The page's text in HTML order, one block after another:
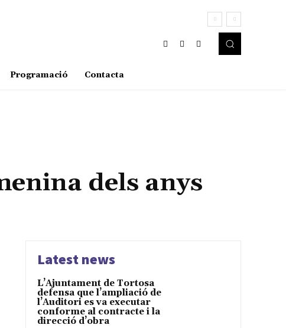
Programació Contacta
dels anys
Latest news
L’Ajuntament de Tortosa
defensa que l’ampliació de
l’Auditori es va executar
conforme al contracte i la
direcció d’obra